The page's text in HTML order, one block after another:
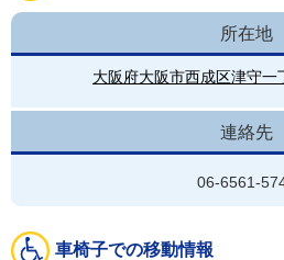
所在地
大阪府大阪市西成区津守一
連絡先
06-6561-
車椅子での移動情報